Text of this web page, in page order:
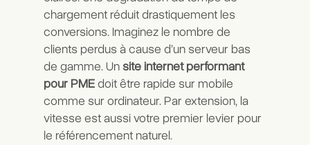
chargement réduit drastiquement les
conversions. Imaginez le nombre de
clients perdus à cause d’un serveur bas
de gamme. Un site internet performant
pour PMEdoit être rapide sur mobile
comme sur ordinateur. Par extension, la
vitesse est aussi votre premier levier pour
le référencement naturel.